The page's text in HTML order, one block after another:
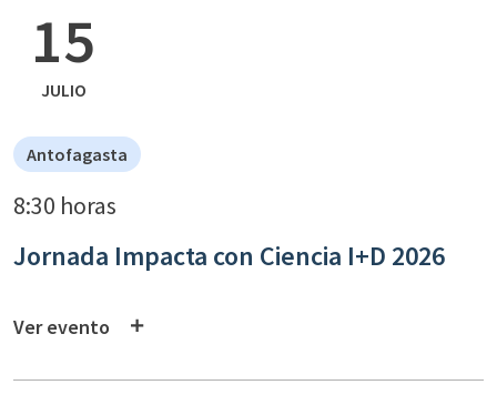
15
JULIO
Antofagasta
8:30 horas
Jornada Impacta con Ciencia I+D 2026
Ver evento